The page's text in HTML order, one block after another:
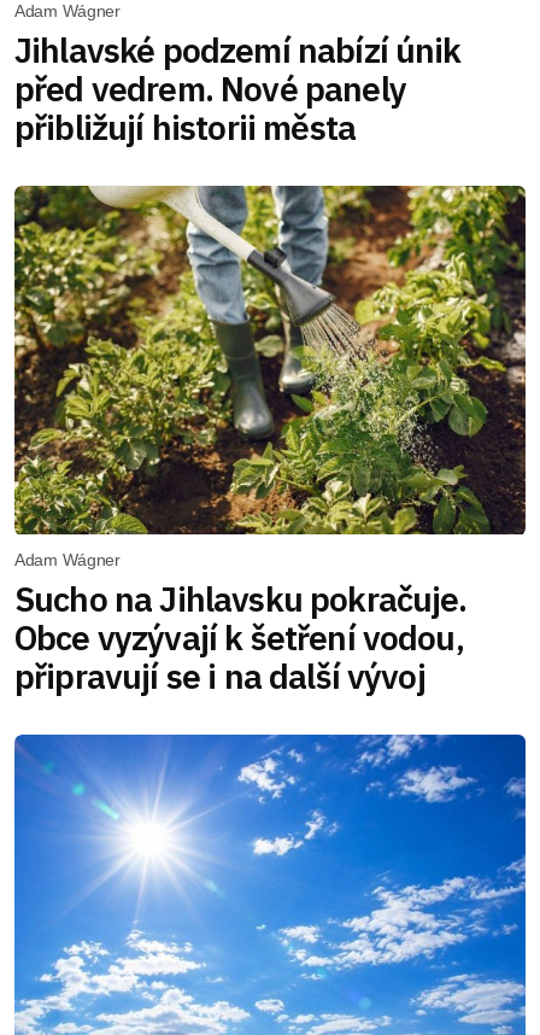
Adam Wágner
Jihlavské podzemí nabízí únik
před vedrem. Nové panely
přibližují historii města
Adam Wágner
Sucho na Jihlavsku pokračuje.
Obce vyzývají k šetření vodou,
připravují se i na další vývoj